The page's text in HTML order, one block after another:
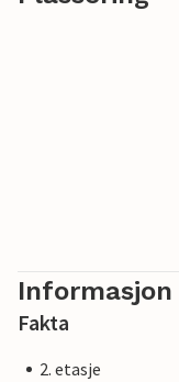
Fakta
2. etasje